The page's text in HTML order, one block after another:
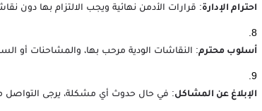
احترام الإدارة: قرارات الأدمن نهائية ويجب الالتزام بها دون
أسلوب محترم: النقاشات الودية مرحب بها، والمشاحنات أو
الإبلاغ عن المشاكل: في حال حدوث أي مشكلة، يرجى التواصل